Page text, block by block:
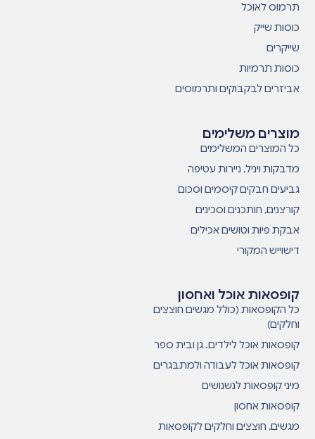
קופסאות אוכל ואחסון
כל הקופסאות (כולל מגשים חוצצים
וחלקים)
קופסאות אוכל לילדים. גן ובית ספר
קופסאות אוכל לעבודה ולמתבגרים
מיני קופסאות לנשנושים
קופסאות אחסון
מגשים, חוצצים וחלקים לקופסאות
מוצרים משלימים
כל המוצרים המשלימים
מדבקות ויניל, ניירות עטיפה
גביעים חבקים קיסמים וסכום
קורצנים, חותכנים וסכינים
אבקת פיות וטושים אכילים
דישוייש המקורי
תרמוס לאוכל
כוסות שייק
שייקרים
כוסות תרמיות
אביזרים לבקבוקים ותרמוסים